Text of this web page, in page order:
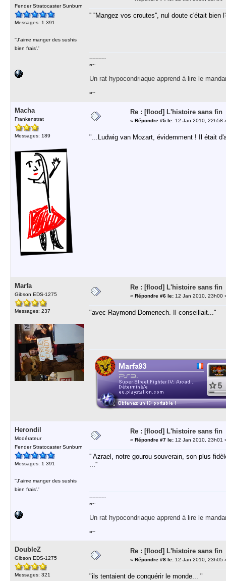
Fender Stratocaster Sunburn
Messages: 1 391
''J'aime manger des sushis
bien frais'.'
'' ''Mangez vos croutes'', nul doute c'était bien
-----------
¤~
Un rat hypocondriaque apprend à lire le
¤~
Macha
Frankenstrat
Messages: 189
Re : [flood] L'histoire sans fin
« Répondre #5 le: 12 Jan 2010, 22h58
"...Ludwig van Mozart, évidemment ! Il était
Marfa
Gibson EDS-1275
Messages: 237
Re : [flood] L'histoire sans fin
« Répondre #6 le: 12 Jan 2010, 23h00
"avec Raymond Domenech. Il conseillait..."
Herondil
Modérateur
Fender Stratocaster Sunburn
Messages: 1 391
''J'aime manger des sushis
bien frais'.'
Re : [flood] L'histoire sans fin
« Répondre #7 le: 12 Jan 2010, 23h01
'' Azrael, notre gourou souverain, son plus
...''
-----------
¤~
Un rat hypocondriaque apprend à lire le
¤~
DoubleZ
Gibson EDS-1275
Messages: 321
Re : [flood] L'histoire sans fin
« Répondre #8 le: 12 Jan 2010, 23h05
"ils tentaient de conquérir le monde... "